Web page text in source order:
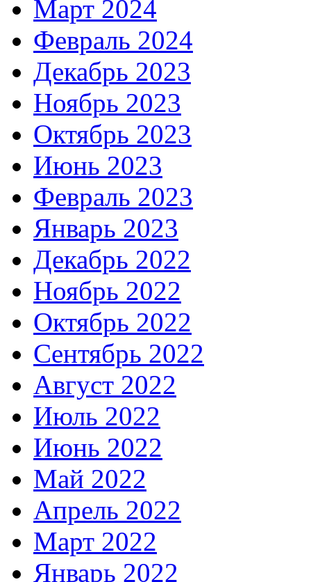
Март 2024
Февраль 2024
Декабрь 2023
Ноябрь 2023
Октябрь 2023
Июнь 2023
Февраль 2023
Январь 2023
Декабрь 2022
Ноябрь 2022
Октябрь 2022
Сентябрь 2022
Август 2022
Июль 2022
Июнь 2022
Май 2022
Апрель 2022
Март 2022
Январь 2022